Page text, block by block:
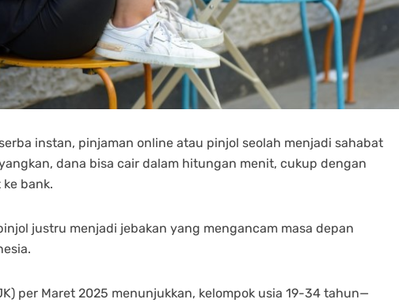
instan, pinjaman online atau pinjol seolah menjadi sahabat
dana bisa cair dalam hitungan menit, cukup dengan
bank.
justru menjadi jebakan yang mengancam masa depan
per Maret 2025 menunjukkan, kelompok usia 19-34 tahun—